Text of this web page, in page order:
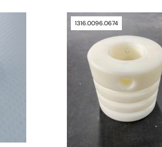
1316.0096.0674